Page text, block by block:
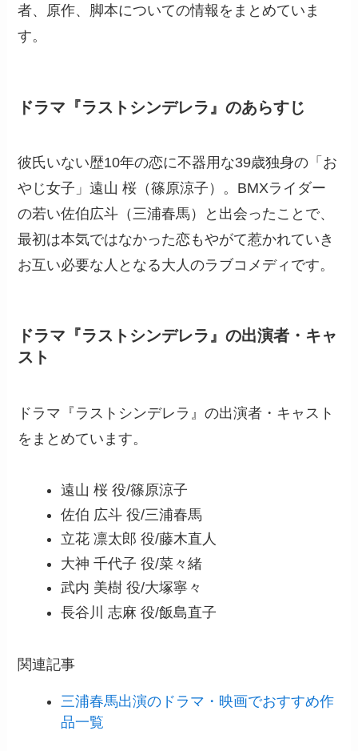
者、原作、脚本についての情報をまとめていま
す。
ドラマ『ラストシンデレラ』のあらすじ
彼氏いない歴10年の恋に不器用な39歳独身の「お
やじ女子」遠山 桜（篠原涼子）。BMXライダー
の若い佐伯広斗（三浦春馬）と出会ったことで、
最初は本気ではなかった恋もやがて惹かれていき
お互い必要な人となる大人のラブコメディです。
ドラマ『ラストシンデレラ』の出演者・キャ
スト
ドラマ『ラストシンデレラ』の出演者・キャスト
をまとめています。
遠山 桜 役/篠原涼子
佐伯 広斗 役/三浦春馬
立花 凛太郎 役/藤木直人
大神 千代子 役/菜々緒
武内 美樹 役/大塚寧々
長谷川 志麻 役/飯島直子
関連記事
三浦春馬出演のドラマ・映画でおすすめ作
品一覧